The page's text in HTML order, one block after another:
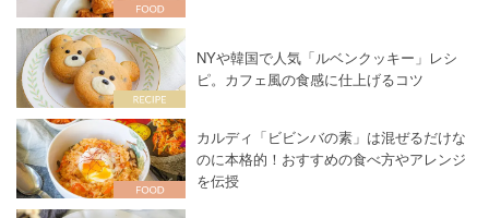
NYや韓国で人気「ルベンクッキー」レシ
ピ。カフェ風の食感に仕上げるコツ
カルディ「ビビンバの素」は混ぜるだけな
のに本格的！おすすめの食べ方やアレンジ
を伝授